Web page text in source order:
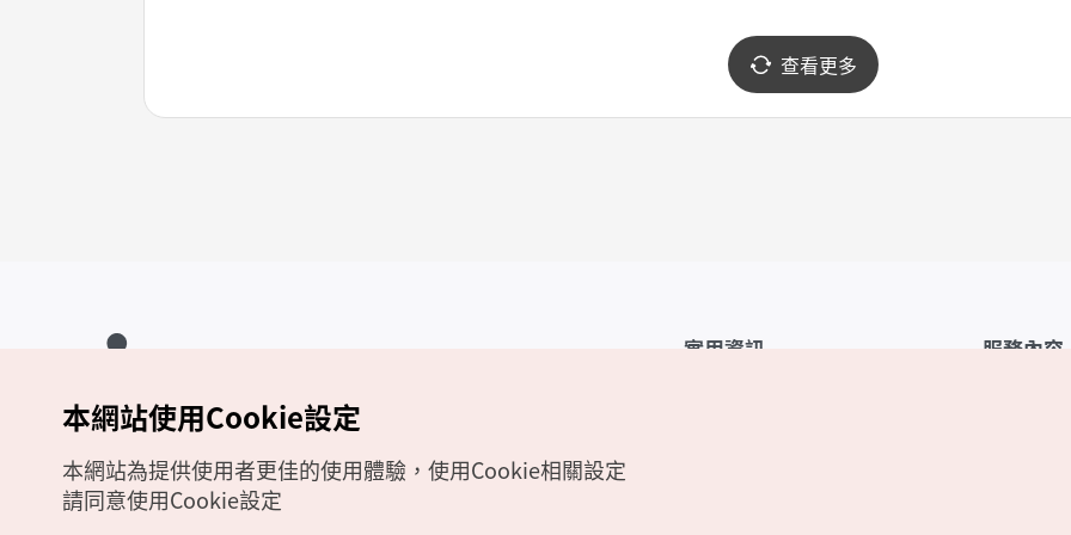
查看更多
實用資訊 服務內容
Copyrights (c) 韓國觀光公社版權所有
如有相關疑問或建議，歡迎來信至官方信箱
本網站使用Cookie設定
本網站為提供使用者更佳的使用體驗，使用Cookie相關設定
請同意使用Cookie設定